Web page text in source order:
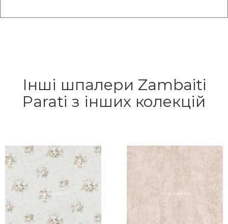
Інші шпалери Zambaiti
Parati з інших колекцій